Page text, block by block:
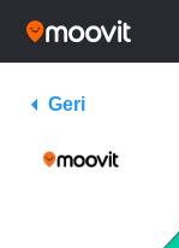
Geri